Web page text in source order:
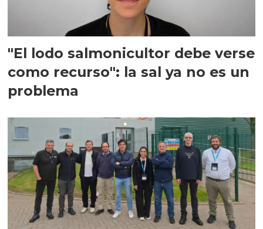
"El lodo salmonicultor debe verse
como recurso": la sal ya no es un
problema